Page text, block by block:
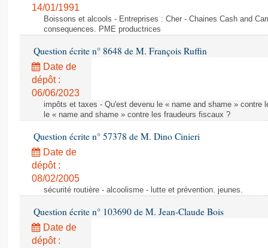
14/01/1991
Boissons et alcools - Entreprises : Cher - Chaines Cash and
consequences. PME productrices
Question écrite n° 8648 de M. François Ruffin
Date de
dépôt :
06/06/2023
impôts et taxes - Qu'est devenu le « name and shame » contre
le « name and shame » contre les fraudeurs fiscaux ?
Question écrite n° 57378 de M. Dino Cinieri
Date de
dépôt :
08/02/2005
sécurité routière - alcoolisme - lutte et prévention. jeunes.
Question écrite n° 103690 de M. Jean-Claude Bois
Date de
dépôt :